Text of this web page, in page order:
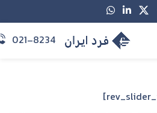
021-8234